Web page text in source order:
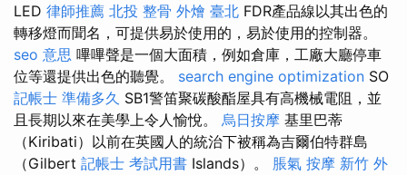
LED 律師推薦 北投 整骨 外燴 臺北 FDR產品線以其出色的
轉移燈而聞名，可提供易於使用的，易於使用的控制器。
seo 意思 嗶嗶聲是一個大面積，例如倉庫，工廠大廳停車
位等還提供出色的聽覺。 search engine optimization SO
記帳士 準備多久 SB1警笛聚碳酸酯屋具有高機械電阻，並
且長期以來在美學上令人愉悅。 烏日按摩 基里巴蒂
（Kiribati）以前在英國人的統治下被稱為吉爾伯特群島
（Gilbert 記帳士 考試用書 Islands）。 脹氣 按摩 新竹 外